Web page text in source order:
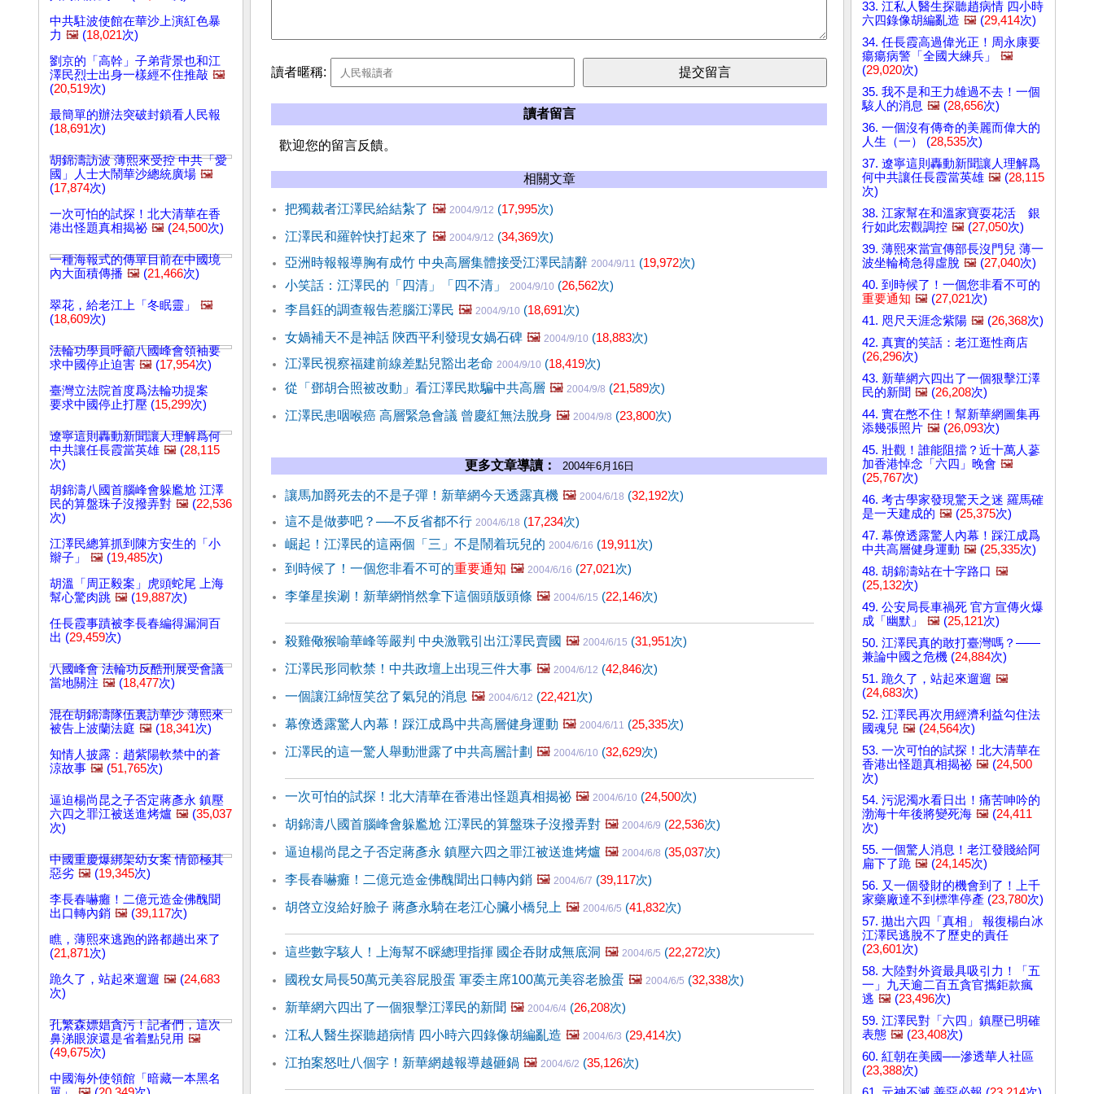
中共駐波使館在華沙上演紅色暴
力 🖼️ (18,021次)
劉京的「高幹」子弟背景也和江
澤民烈士出身一樣經不住推敲 🖼️
(20,519次)
最簡單的辦法突破封鎖看人民報
(18,691次)
胡錦濤訪波 薄熙來受控 中共「愛
國」人士大鬧華沙總統廣場 🖼️
(17,874次)
一次可怕的試探！北大清華在香
港出怪題真相揭祕 🖼️ (24,500次)
一種海報式的傳單目前在中國境
內大面積傳播 🖼️ (21,466次)
翠花，給老江上「冬眠靈」
🖼️
(18,609次)
法輪功學員呼籲八國峰會領袖要
求中國停止迫害 🖼️ (17,954次)
臺灣立法院首度爲法輪功提案
要求中國停止打壓 (15,299次)
遼寧這則轟動新聞讓人理解爲何
中共讓任長霞當英雄 🖼️ (28,115
次)
胡錦濤八國首腦峰會躲尷尬 江澤
民的算盤珠子沒撥弄對 🖼️ (22,536
次)
江澤民總算抓到陳方安生的「小
辮子」
🖼️ (19,485次)
胡溫「周正毅案」虎頭蛇尾 上海
幫心驚肉跳 🖼️ (19,887次)
任長霞事蹟被李長春編得漏洞百
出 (29,459次)
八國峰會 法輪功反酷刑展受會議
當地關注 🖼️ (18,477次)
混在胡錦濤隊伍裏訪華沙 薄熙來
被告上波蘭法庭 🖼️ (18,341次)
知情人披露：趙紫陽軟禁中的蒼
涼故事 🖼️ (51,765次)
逼迫楊尚昆之子否定蔣彥永 鎮壓
六四之罪江被送進烤爐 🖼️ (35,037
次)
中國重慶爆綁架幼女案 情節極其
惡劣 🖼️ (19,345次)
李長春嚇癱！二億元造金佛醜聞
出口轉內銷 🖼️ (39,117次)
瞧，薄熙來逃跑的路都趟出來了
(21,871次)
跪久了，站起來遛遛 🖼️ (24,683
次)
孔繁森嫖娼貪污！記者們，這次
鼻涕眼淚還是省着點兒用 🖼️
(49,675次)
中國海外使領館「暗藏一本黑名
讀者暱稱:
讀者留言
歡迎您的留言反饋。
相關文章
把獨裁者江澤民給結紮了 🖼️ 2004/9/12 (17,995次)
江澤民和羅幹快打起來了 🖼️ 2004/9/12 (34,369次)
亞洲時報報導胸有成竹 中央高層集體接受江澤民請辭 2004/9/11 (19,972次)
小笑話：江澤民的「四清」「四不清」
2004/9/10 (26,562次)
李昌鈺的調查報告惹腦江澤民 🖼️ 2004/9/10 (18,691次)
女媧補天不是神話 陝西平利發現女媧石碑 🖼️ 2004/9/10 (18,883次)
江澤民視察福建前線差點兒豁出老命 2004/9/10 (18,419次)
從「鄧胡合照被改動」看江澤民欺騙中共高層 🖼️ 2004/9/8 (21,589次)
江澤民患咽喉癌 高層緊急會議 曾慶紅無法脫身 🖼️ 2004/9/8 (23,800次)
更多文章導讀： 2004年6月16日
讓馬加爵死去的不是子彈！新華網今天透露真機 🖼️ 2004/6/18 (32,192次)
這不是做夢吧？──不反省都不行 2004/6/18 (17,234次)
崛起！江澤民的這兩個「三」不是鬧着玩兒的 2004/6/16 (19,911次)
到時候了！一個您非看不可的重要通知 🖼️ 2004/6/16 (27,021次)
李肇星挨涮！新華網悄然拿下這個頭版頭條 🖼️ 2004/6/15 (22,146次)
殺雞儆猴喻華峰等嚴判 中央激戰引出江澤民賣國 🖼️ 2004/6/15 (31,951次)
江澤民形同軟禁！中共政壇上出現三件大事 🖼️ 2004/6/12 (42,846次)
一個讓江綿恆笑岔了氣兒的消息 🖼️ 2004/6/12 (22,421次)
幕僚透露驚人內幕！踩江成爲中共高層健身運動 🖼️ 2004/6/11 (25,335次)
江澤民的這一驚人舉動泄露了中共高層計劃 🖼️ 2004/6/10 (32,629次)
一次可怕的試探！北大清華在香港出怪題真相揭祕 🖼️ 2004/6/10 (24,500次)
胡錦濤八國首腦峰會躲尷尬 江澤民的算盤珠子沒撥弄對 🖼️ 2004/6/9 (22,536次)
逼迫楊尚昆之子否定蔣彥永 鎮壓六四之罪江被送進烤爐 🖼️ 2004/6/8 (35,037次)
李長春嚇癱！二億元造金佛醜聞出口轉內銷 🖼️ 2004/6/7 (39,117次)
胡啓立沒給好臉子 蔣彥永騎在老江心臟小橋兒上 🖼️ 2004/6/5 (41,832次)
這些數字駭人！上海幫不睬總理指揮 國企吞財成無底洞 🖼️ 2004/6/5 (22,272次)
國稅女局長50萬元美容屁股蛋 軍委主席100萬元美容老臉蛋 🖼️ 2004/6/5 (32,338次)
新華網六四出了一個狠擊江澤民的新聞 🖼️ 2004/6/4 (26,208次)
江私人醫生探聽趙病情 四小時六四錄像胡編亂造 🖼️ 2004/6/3 (29,414次)
江拍案怒吐八個字！新華網越報導越砸鍋 🖼️ 2004/6/2 (35,126次)
33. 江私人醫生探聽趙病情 四小時
六四錄像胡編亂造 🖼️ (29,414次)
34. 任長霞高過偉光正！周永康要
瘍瘍病警「全國大練兵」
🖼️
(29,020次)
35. 我不是和王力雄過不去！一個
駭人的消息 🖼️ (28,656次)
36. 一個沒有傳奇的美麗而偉大的
人生（一） (28,535次)
37. 遼寧這則轟動新聞讓人理解爲
何中共讓任長霞當英雄 🖼️ (28,115
次)
38. 江家幫在和溫家寶耍花活 銀
行如此宏觀調控 🖼️ (27,050次)
39. 薄熙來當宣傳部長沒門兒 薄一
波坐輪椅急得虛脫 🖼️ (27,040次)
40. 到時候了！一個您非看不可的
重要通知 🖼️ (27,021次)
41. 咫尺天涯念紫陽 🖼️ (26,368次)
42. 真實的笑話：老江逛性商店
(26,296次)
43. 新華網六四出了一個狠擊江澤
民的新聞 🖼️ (26,208次)
44. 實在憋不住！幫新華網圖集再
添幾張照片 🖼️ (26,093次)
45. 壯觀！誰能阻擋？近十萬人蔘
加香港悼念「六四」晚會 🖼️
(25,767次)
46. 考古學家發現驚天之迷 羅馬確
是一天建成的 🖼️ (25,375次)
47. 幕僚透露驚人內幕！踩江成爲
中共高層健身運動 🖼️ (25,335次)
48. 胡錦濤站在十字路口 🖼️
(25,132次)
49. 公安局長車禍死 官方宣傳火爆
成「幽默」
🖼️ (25,121次)
50. 江澤民真的敢打臺灣嗎？——
兼論中國之危機 (24,884次)
51. 跪久了，站起來遛遛 🖼️
(24,683次)
52. 江澤民再次用經濟利益勾住法
國魂兒 🖼️ (24,564次)
53. 一次可怕的試探！北大清華在
香港出怪題真相揭祕 🖼️ (24,500
次)
54. 污泥濁水看日出！痛苦呻吟的
渤海十年後將變死海 🖼️ (24,411
次)
55. 一個驚人消息！老江發賤給阿
扁下了跪 🖼️ (24,145次)
56. 又一個發財的機會到了！上千
家藥廠達不到標準停產 (23,780次)
57. 拋出六四「真相」 報復楊白冰
江澤民逃脫不了歷史的責任
(23,601次)
58. 大陸對外資最具吸引力！「五
一」九天逾二百五貪官攜鉅款瘋
逃 🖼️ (23,496次)
59. 江澤民對「六四」鎮壓已明確
表態 🖼️ (23,408次)
60. 紅朝在美國──滲透華人社區
(23,388次)